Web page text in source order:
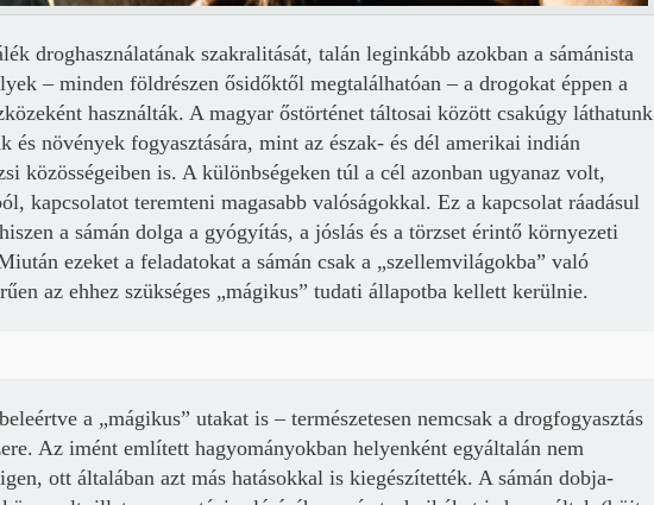
droghasználatának szakralitását, talán leginkább azokban a sámánista
– minden földrészen ősidőktől megtalálhatóan – a drogokat éppen a
használták. A magyar őstörténet táltosai között csakúgy láthatunk
és növények fogyasztására, mint az észak- és dél amerikai indián
közösségeiben is. A különbségeken túl a cél azonban ugyanaz volt,
kapcsolatot teremteni magasabb valóságokkal. Ez a kapcsolat ráadásul
a sámán dolga a gyógyítás, a jóslás és a törzset érintő környezeti
ezeket a feladatokat a sámán csak a „szellemvilágokba” való
az ehhez szükséges „mágikus” tudati állapotba kellett kerülnie.
a „mágikus” utakat is – természetesen nemcsak a drogfogyasztás
Az imént említett hagyományokban helyenként egyáltalán nem
ott általában azt más hatásokkal is kiegészítették. A sámán dobja-